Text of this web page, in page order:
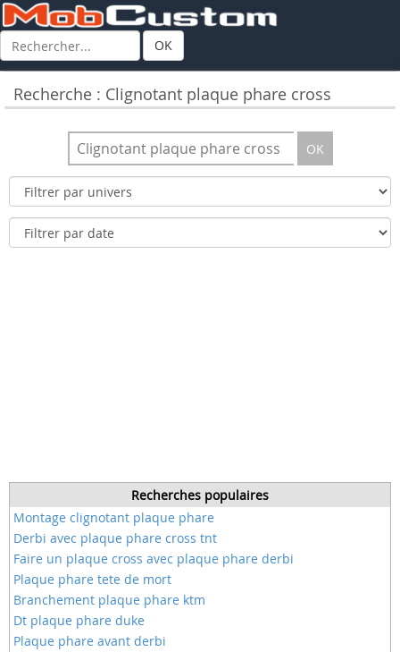
OK
Recherche : Clignotant plaque phare cross
OK
Recherches populaires
Montage clignotant plaque phare
Derbi avec plaque phare cross tnt
Faire un plaque cross avec plaque phare derbi
Plaque phare tete de mort
Branchement plaque phare ktm
Dt plaque phare duke
Plaque phare avant derbi